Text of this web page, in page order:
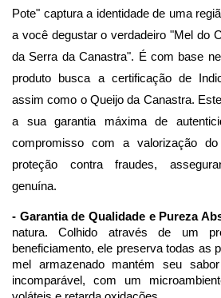
Pote" captura a identidade de uma
a você degustar o verdadeiro "Mel do
da Serra da Canastra". É com base
produto busca a certificação de
assim como o Queijo da Canastra.
a sua garantia máxima de
compromisso com a valorização
proteção contra fraudes,
genuína.
- Garantia de Qualidade e Pureza
natura. Colhido através de um
beneficiamento, ele preserva todas as
mel armazenado mantém seu
incomparável, com um